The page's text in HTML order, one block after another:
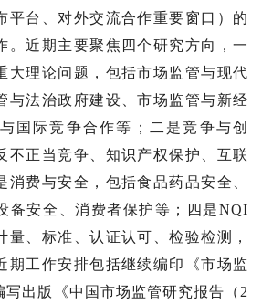
平台、对外交流合作重要窗口）的
。近期主要聚焦四个研究方向，一
大理论问题，包括市场监管与现代
与法治政府建设、市场监管与新经
国际竞争合作等；二是竞争与创
不正当竞争、知识产权保护、互联
消费与安全，包括食品药品安全、
备安全、消费者保护等；四是NQI
量、标准、认证认可、检验检测，
期工作安排包括继续编印《市场监
写出版《中国市场监管研究报告（2